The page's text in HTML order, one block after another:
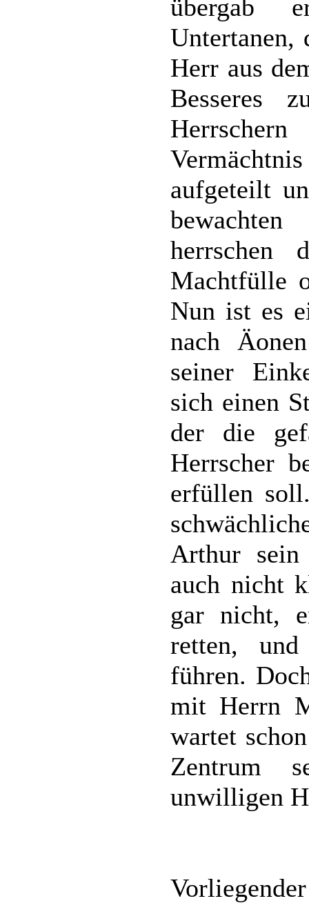
übergab
Untertanen,
Herr aus
Besseres
aufgeteilt
herrschen
Machtfülle
Nun ist es
nach
seiner
sich einen
der die
Herrscher
erfüllen
Arthur
auch nicht
gar nicht,
retten,
führen.
mit Herrn
wartet
Zentrum
unwilligen